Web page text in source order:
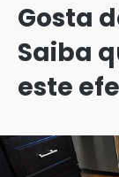
Gosta
Saiba
este